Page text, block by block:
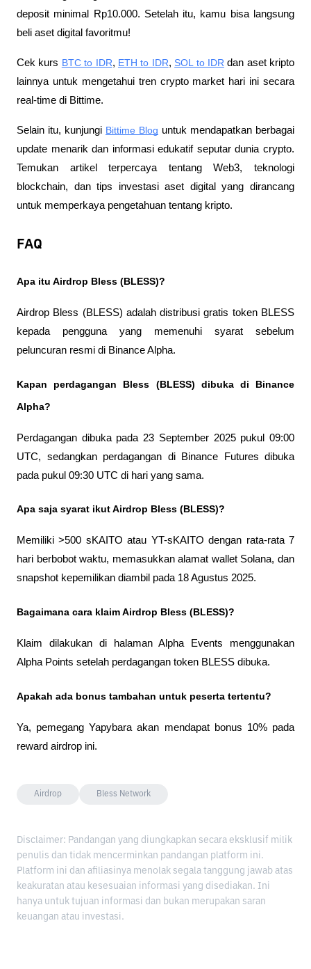
deposit minimal Rp10.000. Setelah itu, kamu bisa langsung
beli aset digital favoritmu!
Cek kurs BTC to IDR, ETH to IDR, SOL to IDR dan aset kripto
lainnya untuk mengetahui tren crypto market hari ini secara
real-time di Bittime.
Selain itu, kunjungi Bittime Blog untuk mendapatkan berbagai
update menarik dan informasi edukatif seputar dunia crypto.
Temukan artikel terpercaya tentang Web3, teknologi
blockchain, dan tips investasi aset digital yang dirancang
untuk memperkaya pengetahuan tentang kripto.
FAQ
Apa itu Airdrop Bless (BLESS)?
Airdrop Bless (BLESS) adalah distribusi gratis token BLESS
kepada pengguna yang memenuhi syarat sebelum
peluncuran resmi di Binance Alpha.
Kapan perdagangan Bless (BLESS) dibuka di Binance
Alpha?
Perdagangan dibuka pada 23 September 2025 pukul 09:00
UTC, sedangkan perdagangan di Binance Futures dibuka
pada pukul 09:30 UTC di hari yang sama.
Apa saja syarat ikut Airdrop Bless (BLESS)?
Memiliki >500 sKAITO atau YT-sKAITO dengan rata-rata 7
hari berbobot waktu, memasukkan alamat wallet Solana, dan
snapshot kepemilikan diambil pada 18 Agustus 2025.
Bagaimana cara klaim Airdrop Bless (BLESS)?
Klaim dilakukan di halaman Alpha Events menggunakan
Alpha Points setelah perdagangan token BLESS dibuka.
Apakah ada bonus tambahan untuk peserta tertentu?
Ya, pemegang Yapybara akan mendapat bonus 10% pada
reward airdrop ini.
Airdrop Bless Network
Disclaimer: Pandangan yang diungkapkan secara eksklusif milik
penulis dan tidak mencerminkan pandangan platform ini.
Platform ini dan afiliasinya menolak segala tanggung jawab atas
keakuratan atau kesesuaian informasi yang disediakan. Ini
hanya untuk tujuan informasi dan bukan merupakan saran
keuangan atau investasi.